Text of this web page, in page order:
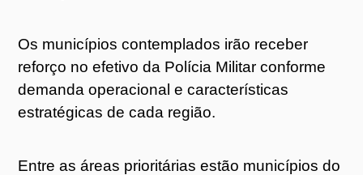
Os municípios contemplados irão receber
reforço no efetivo da Polícia Militar conforme
demanda operacional e características
estratégicas de cada região.
Entre as áreas prioritárias estão municípios do